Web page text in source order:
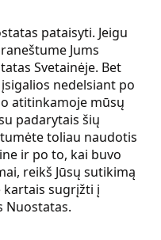
pataisyti. Jeigu
Jums
Svetainėje. Bet
nedelsiant po
atitinkamoje mūsų
padarytais šių
toliau naudotis
ir po to, kai buvo
reikš Jūsų sutikimą
kartais sugrįžti į
Nuostatas.